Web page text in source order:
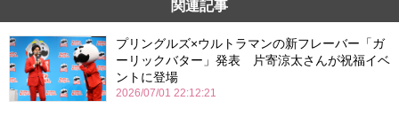
関連記事
プリングルズ×ウルトラマンの新フレーバー「ガ
ーリックバター」発表 片寄涼太さんが祝福イベ
ントに登場
2026/07/01 22:12:21